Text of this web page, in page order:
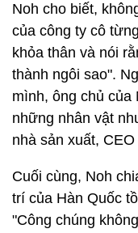
Noh cho biết,
của công ty cô
khỏa thân và nói
thành ngôi sao".
mình, ông chủ của
những nhân vật
nhà sản xuất,
Cuối cùng, Noh
trí của Hàn Quốc
"Công chúng